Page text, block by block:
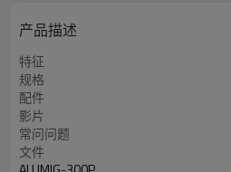
产品描述
特征
规格
配件
影片
常问问题
文件